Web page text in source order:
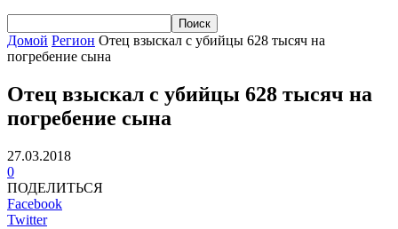
Домой Регион Отец взыскал с убийцы 628 тысяч на
погребение сына
Отец взыскал с убийцы 628 тысяч на
погребение сына
27.03.2018
0
ПОДЕЛИТЬСЯ
Facebook
Twitter